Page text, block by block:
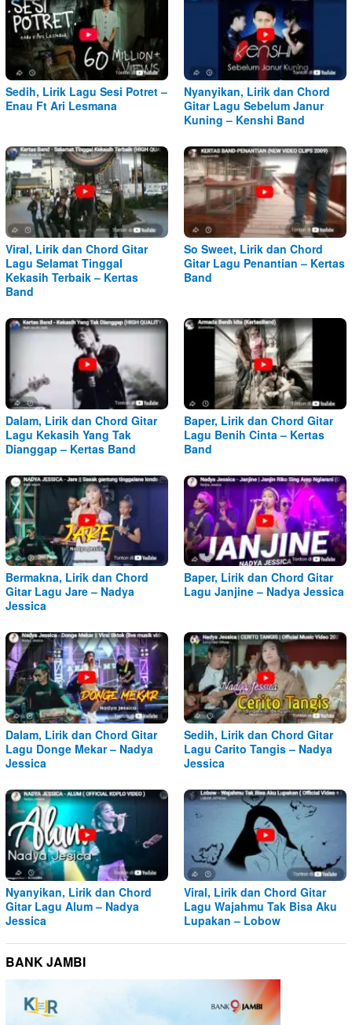
Sedih, Lirik Lagu Sesi Potret –
Enau Ft Ari Lesmana
Nyanyikan, Lirik dan Chord
Gitar Lagu Sebelum Janur
Kuning – Kenshi Band
Viral, Lirik dan Chord Gitar
Lagu Selamat Tinggal
Kekasih Terbaik – Kertas
Band
So Sweet, Lirik dan Chord
Gitar Lagu Penantian – Kertas
Band
Dalam, Lirik dan Chord Gitar
Lagu Kekasih Yang Tak
Dianggap – Kertas Band
Baper, Lirik dan Chord Gitar
Lagu Benih Cinta – Kertas
Band
Bermakna, Lirik dan Chord
Gitar Lagu Jare – Nadya
Jessica
Baper, Lirik dan Chord Gitar
Lagu Janjine – Nadya Jessica
Dalam, Lirik dan Chord Gitar
Lagu Donge Mekar – Nadya
Jessica
Sedih, Lirik dan Chord Gitar
Lagu Carito Tangis – Nadya
Jessica
Nyanyikan, Lirik dan Chord
Gitar Lagu Alum – Nadya
Jessica
Viral, Lirik dan Chord Gitar
Lagu Wajahmu Tak Bisa Aku
Lupakan – Lobow
BANK JAMBI